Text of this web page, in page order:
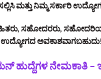
ಮತ್ತು ನಿಮ್ಮ ಸರ್ಕಾರಿ
ಸಹೋದರರು,
ಉದ್ಯೋಗದ ಅವಕಾಶವಾಗಬಹುದು!
ಹುದ್ದೆಗಳ ನೇಮಕಾತಿ –